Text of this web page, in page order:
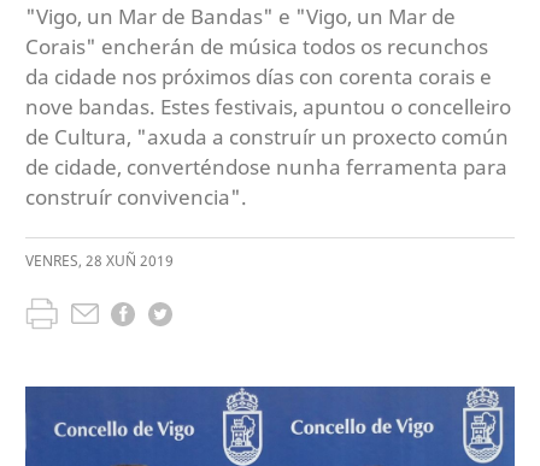
"Vigo, un Mar de Bandas" e "Vigo, un Mar de
Corais" encherán de música todos os recunchos
da cidade nos próximos días con corenta corais e
nove bandas. Estes festivais, apuntou o concelleiro
de Cultura, "axuda a construír un proxecto común
de cidade, converténdose nunha ferramenta para
construír convivencia".
VENRES, 28 XUÑ 2019